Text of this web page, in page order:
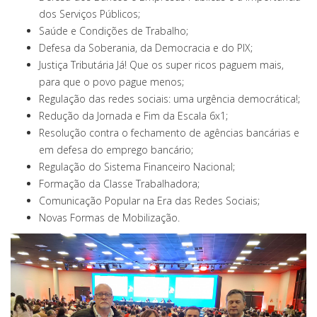
dos Serviços Públicos;
Saúde e Condições de Trabalho;
Defesa da Soberania, da Democracia e do PIX;
Justiça Tributária Já! Que os super ricos paguem mais,
para que o povo pague menos;
Regulação das redes sociais: uma urgência democrática!;
Redução da Jornada e Fim da Escala 6x1;
Resolução contra o fechamento de agências bancárias e
em defesa do emprego bancário;
Regulação do Sistema Financeiro Nacional;
Formação da Classe Trabalhadora;
Comunicação Popular na Era das Redes Sociais;
Novas Formas de Mobilização.